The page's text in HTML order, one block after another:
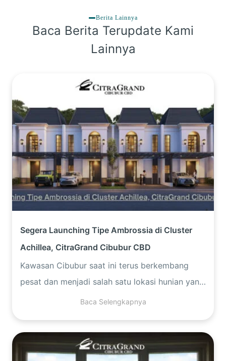
Berita Lainnya
Baca Berita Terupdate Kami
Lainnya
Segera Launching Tipe Ambrossia di Cluster
Achillea, CitraGrand Cibubur CBD
Kawasan Cibubur saat ini terus berkembang
pesat dan menjadi salah satu lokasi hunian yang
paling diminati di Timur Jakarta dan
Baca Selengkapnya